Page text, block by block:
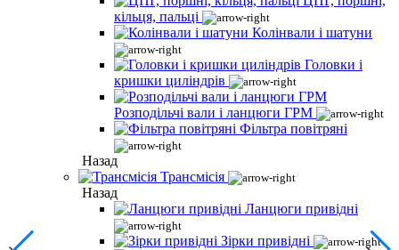
кільця, пальці
Колінвали і шатуни
Головки і
кришки циліндрів
Розподільчі вали і ланцюги ГРМ
Фільтра повітряні
Назад
Трансмісія
Назад
Ланцюги привідні
Зірки привідні